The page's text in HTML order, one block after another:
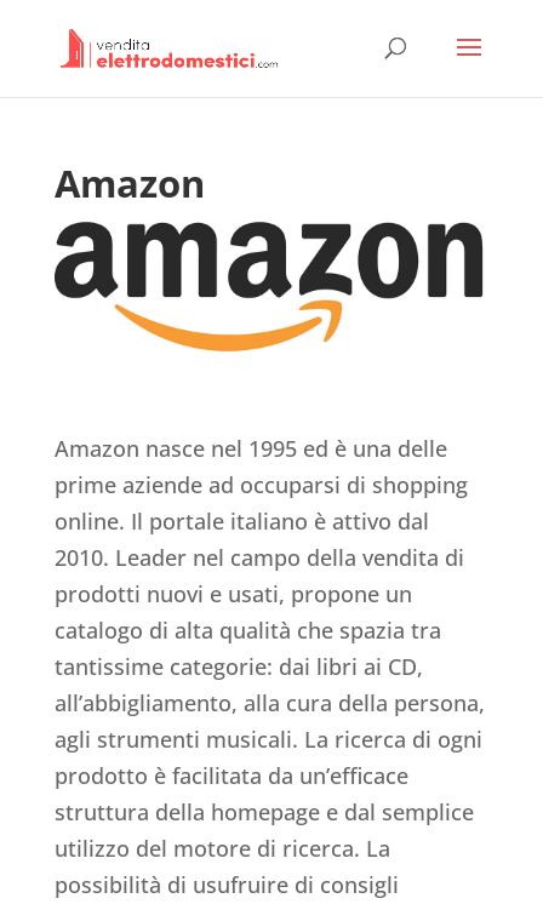
Amazon
Amazon nasce nel 1995 ed è una delle
prime aziende ad occuparsi di shopping
online. Il portale italiano è attivo dal
2010. Leader nel campo della vendita di
prodotti nuovi e usati, propone un
catalogo di alta qualità che spazia tra
tantissime categorie: dai libri ai CD,
all’abbigliamento, alla cura della persona,
agli strumenti musicali. La ricerca di ogni
prodotto è facilitata da un’efficace
struttura della homepage e dal semplice
utilizzo del motore di ricerca. La
possibilità di usufruire di consigli